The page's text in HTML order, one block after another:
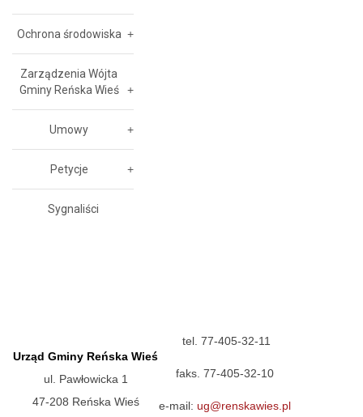
Ochrona środowiska
Zarządzenia Wójta
Gminy Reńska Wieś
Umowy
Petycje
Sygnaliści
Urząd Gminy Reńska Wieś
ul. Pawłowicka 1
47-208 Reńska Wieś
tel. 77-405-32-11
faks. 77-405-32-10
e-mail: ug@renskawies.pl